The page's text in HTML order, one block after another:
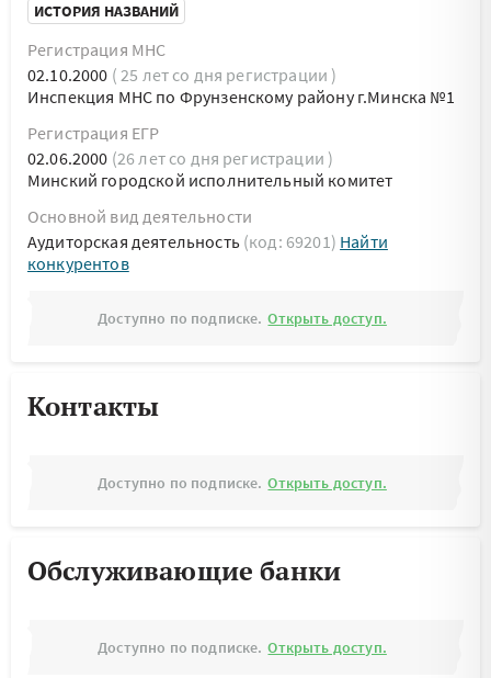
ИСТОРИЯ НАЗВАНИЙ
Регистрация МНС
02.10.2000 ( 25 лет со дня регистрации )
Инспекция МНС по Фрунзенскому району г.Минска №1
Регистрация ЕГР
02.06.2000 (26 лет со дня регистрации )
Минский городской исполнительный комитет
Основной вид деятельности
Аудиторская деятельность (код: 69201) Найти
конкурентов
Доступно по подписке. Открыть доступ.
Контакты
Доступно по подписке. Открыть доступ.
Обслуживающие банки
Доступно по подписке. Открыть доступ.